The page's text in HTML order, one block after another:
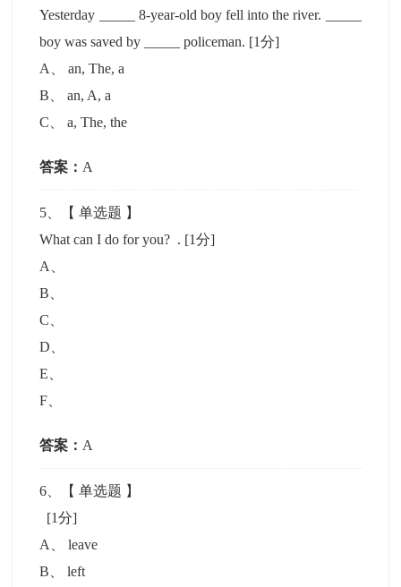
Yesterday _____ 8-year-old boy fell into the river. _____
boy was saved by _____ policeman. [1分]
A
、an, The, a
B 、an, A, a
C 、a, The, the
答案： A
5 、【单选题 】
What can I do for you? . [1分]
A
B
C
D
E
F
答案： A
6 、【单选题 】
[1分]
A
、leave
B 、left